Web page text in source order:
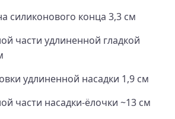
силиконового конца 3,3 см
части удлиненной гладкой
удлиненной насадки 1,9 см
части насадки-ёлочки ~13 см